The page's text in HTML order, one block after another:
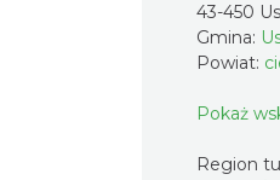
43-450
Gmina:
Powiat:
Pokaż
Region